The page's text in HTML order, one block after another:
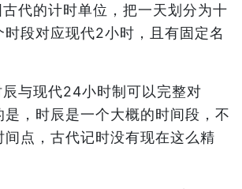
代的计时单位，把一天划分为十
时段对应现代2小时，且有固定名
与现代24小时制可以完整对
是，时辰是一个大概的时间段，不
间点，古代记时没有现在这么精